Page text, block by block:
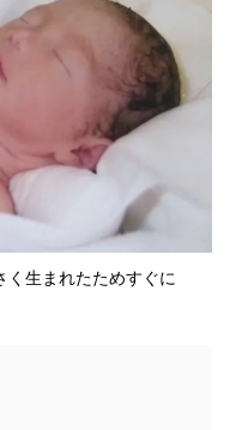
く生まれたためすぐに